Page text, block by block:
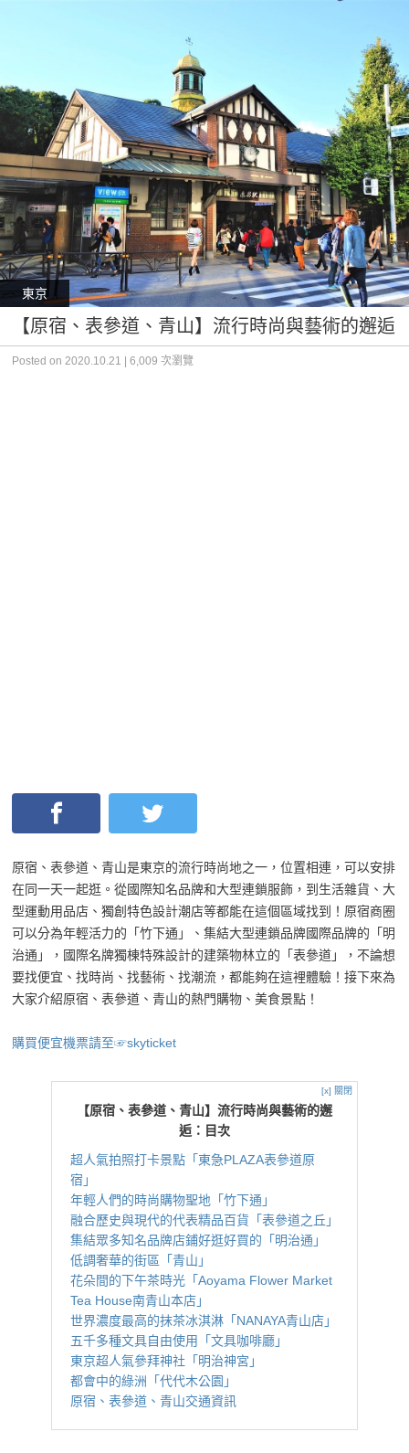
東京
【原宿、表參道、青山】流行時尚與藝術的邂逅
Posted on 2020.10.21 | 6,009 次瀏覽
原宿、表參道、青山是東京的流行時尚地之一，位置相連，可以安排
在同一天一起逛。從國際知名品牌和大型連鎖服飾，到生活雜貨、大
型運動用品店、獨創特色設計潮店等都能在這個區域找到！原宿商圈
可以分為年輕活力的「竹下通」、集結大型連鎖品牌國際品牌的「明
治通」，國際名牌獨棟特殊設計的建築物林立的「表參道」，不論想
要找便宜、找時尚、找藝術、找潮流，都能夠在這裡體驗！接下來為
大家介紹原宿、表參道、青山的熱門購物、美食景點！
購買便宜機票請至☞skyticket
[x] 關閉
【原宿、表參道、青山】流行時尚與藝術的邂
逅：目次
超人氣拍照打卡景點「東急PLAZA表參道原
宿」
年輕人們的時尚購物聖地「竹下通」
融合歷史與現代的代表精品百貨「表參道之丘」
集結眾多知名品牌店鋪好逛好買的「明治通」
低調奢華的街區「青山」
花朵間的下午茶時光「Aoyama Flower Market
Tea House南青山本店」
世界濃度最高的抹茶冰淇淋「NANAYA青山店」
五千多種文具自由使用「文具咖啡廳」
東京超人氣參拜神社「明治神宮」
都會中的綠洲「代代木公園」
原宿、表參道、青山交通資訊